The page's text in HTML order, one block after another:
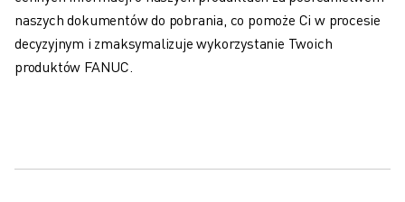
SZKOLENIA I EDUKACJA
FANUC ACADEMY
ROZWIĄZANIA DLA PRZEMYSŁU
ROZWIĄZANIA DLA EDUKACJI
AKTUALNOŚCI I MEDIA
naszych dokumentów do pobrania, co pomoże Ci w procesie
decyzyjnym i zmaksymalizuje wykorzystanie Twoich
produktów FANUC.